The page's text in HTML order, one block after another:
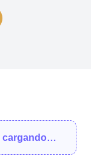
cargando…